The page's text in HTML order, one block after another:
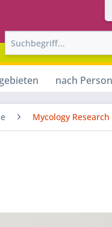
nach
Mycology